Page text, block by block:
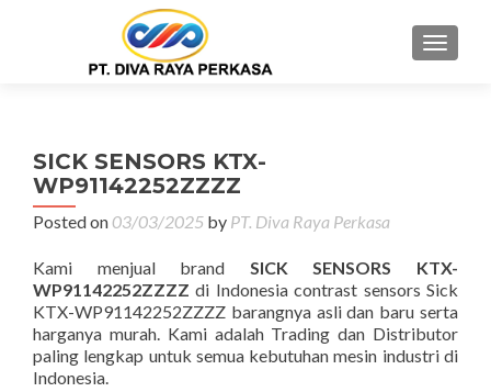
MENU
SICK SENSORS KTX-
WP91142252ZZZZ
Posted on03/03/2025 by PT. Diva Raya Perkasa
Kami menjual brand SICK SENSORS KTX-
WP91142252ZZZZ di Indonesia contrast sensors Sick
KTX-WP91142252ZZZZ barangnya asli dan baru serta
harganya murah. Kami adalah Trading dan Distributor
paling lengkap untuk semua kebutuhan mesin industri di
Indonesia.